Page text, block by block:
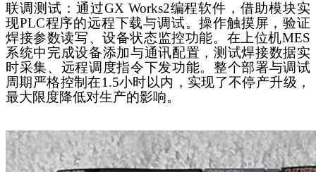
联调测试：通过GX Works2编程软件，借助模块实
现PLC程序的远程下载与调试。操作触摸屏，验证
焊接参数读写、设备状态监控功能。在上位机MES
系统中完成设备添加与通讯配置，测试焊接数据实
时采集、远程调度指令下发功能。整个部署与调试
周期严格控制在1.5小时以内，实现了不停产升级，
最大限度降低对生产的影响。